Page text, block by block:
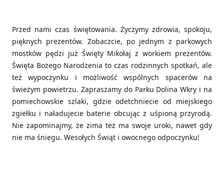
Przed nami czas świętowania. Życzymy zdrowia, spokoju,
pięknych prezentów. Zobaczcie, po jednym z parkowych
mostków pędzi już Święty Mikołaj z workiem prezentów.
Święta Bożego Narodzenia to czas rodzinnych spotkań, ale
też wypoczynku i możliwość wspólnych spacerów na
świeżym powietrzu. Zapraszamy do Parku Dolina Wkry i na
pomiechowskie szlaki, gdzie odetchniecie od miejskiego
zgiełku i naładujecie baterie obcując z uśpioną przyrodą.
Nie zapominajmy, że zima tez ma swoje uroki, nawet gdy
nie ma śniegu. Wesołych Świąt i owocnego odpoczynku!